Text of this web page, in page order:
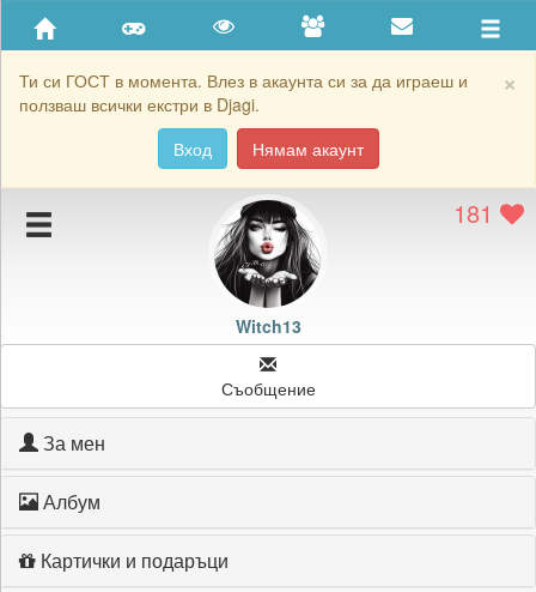
×
Ти си ГОСТ в момента. Влез в акаунта си за да играеш и
ползваш всички екстри в Djagi.
Вход
Нямам акаунт
Приятели
Хронология на игри
Подаръците на Witch13
Картичките на Witch13
181
Witch13
Съобщение
За мен
Албум
Картички и подаръци